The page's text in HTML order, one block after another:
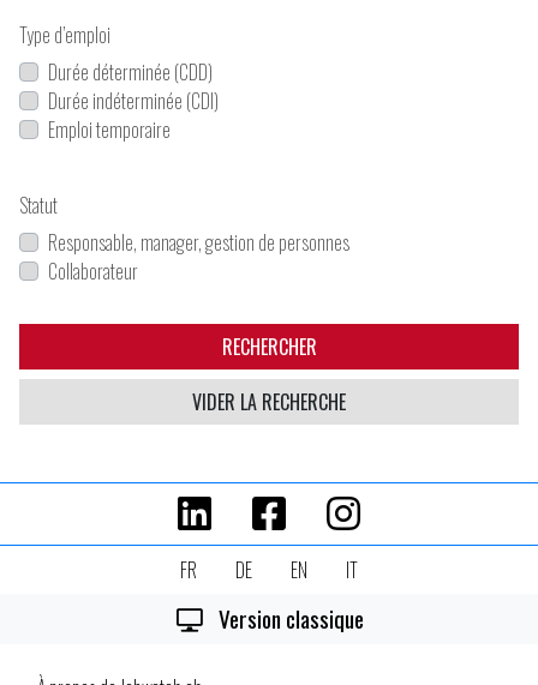
Type d’emploi
Durée déterminée (CDD)
Durée indéterminée (CDI)
Emploi temporaire
Statut
Responsable, manager, gestion de personnes
Collaborateur
RECHERCHER
VIDER LA RECHERCHE
FR DE EN IT
Version classique